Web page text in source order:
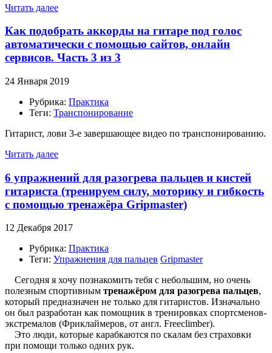
Читать далее
Как подобрать аккорды на гитаре под голос
автоматически с помощью сайтов, онлайн
сервисов. Часть 3 из 3
24 Января 2019
Рубрика: Практика
Теги: Транспонирование
Гитарист, лови 3-е завершающее видео по транспонированию.
Читать далее
6 упражнений для разогрева пальцев и кистей
гитариста (тренируем силу, моторику и гибкость
с помощью тренажёра Gripmaster)
12 Декабря 2017
Рубрика: Практика
Теги: Упражнения для пальцев Gripmaster
Сегодня я хочу познакомить тебя с небольшим, но очень
полезным спортивным тренажёром для разогрева пальцев,
который предназначен не только для гитаристов. Изначально
он был разработан как помощник в тренировках спортсменов-
экстремалов (Фриклаймеров, от англ. Freeclimber).
Это люди, которые карабкаются по скалам без страховки
при помощи только одних рук.